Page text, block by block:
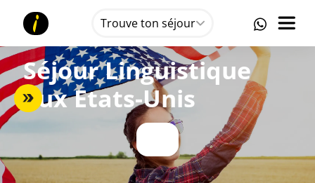
Trouve ton séjour
Séjour Linguistique
aux Etats-Unis